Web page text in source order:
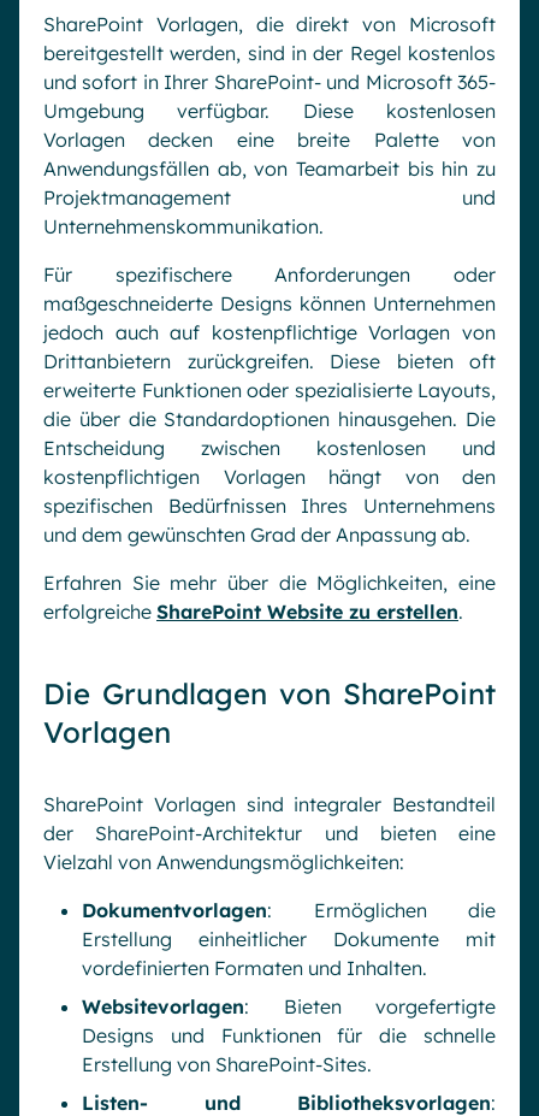
SharePoint Vorlagen, die direkt von Microsoft
bereitgestellt werden, sind in der Regel kostenlos
und sofort in Ihrer SharePoint- und Microsoft 365-
Umgebung verfügbar. Diese kostenlosen
Vorlagen decken eine breite Palette von
Anwendungsfällen ab, von Teamarbeit bis hin zu
Projektmanagement und
Unternehmenskommunikation.
Für spezifischere Anforderungen oder
maßgeschneiderte Designs können Unternehmen
jedoch auch auf kostenpflichtige Vorlagen von
Drittanbietern zurückgreifen. Diese bieten oft
erweiterte Funktionen oder spezialisierte Layouts,
die über die Standardoptionen hinausgehen. Die
Entscheidung zwischen kostenlosen und
kostenpflichtigen Vorlagen hängt von den
spezifischen Bedürfnissen Ihres Unternehmens
und dem gewünschten Grad der Anpassung ab.
Erfahren Sie mehr über die Möglichkeiten, eine
erfolgreiche SharePoint Website zu erstellen.
Die Grundlagen von SharePoint
Vorlagen
SharePoint Vorlagen sind integraler Bestandteil
der SharePoint-Architektur und bieten eine
Vielzahl von Anwendungsmöglichkeiten:
Dokumentvorlagen: Ermöglichen die
Erstellung einheitlicher Dokumente mit
vordefinierten Formaten und Inhalten.
Websitevorlagen: Bieten vorgefertigte
Designs und Funktionen für die schnelle
Erstellung von SharePoint-Sites.
Listen- und Bibliotheksvorlagen: